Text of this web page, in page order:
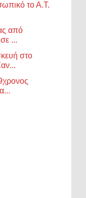
το Α.Τ.
από
...
στο